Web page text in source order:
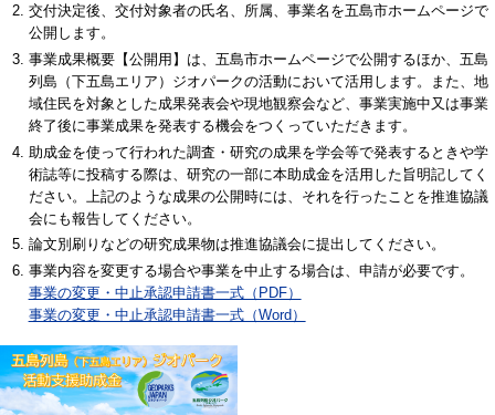
交付決定後、交付対象者の氏名、所属、事業名を五島市ホームページで
公開します。
事業成果概要【公開用】は、五島市ホームページで公開するほか、五島
列島（下五島エリア）ジオパークの活動において活用します。また、地
域住民を対象とした成果発表会や現地観察会など、事業実施中又は事業
終了後に事業成果を発表する機会をつくっていただきます。
助成金を使って行われた調査・研究の成果を学会等で発表するときや学
術誌等に投稿する際は、研究の一部に本助成金を活用した旨明記してく
ださい。上記のような成果の公開時には、それを行ったことを推進協議
会にも報告してください。
論文別刷りなどの研究成果物は推進協議会に提出してください。
事業内容を変更する場合や事業を中止する場合は、申請が必要です。
事業の変更・中止承認申請書一式（PDF）
事業の変更・中止承認申請書一式（Word）